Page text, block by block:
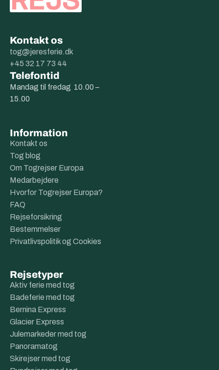
Kontakt os
tog@jeresferie.dk
+45 32 17 73 44
Telefontid
Mandag til fredag 10.00 –
15.00
Information
Kontakt os
Tog blog
Om Togrejser Europa
Medarbejdere
Hvorfor Togrejser Europa?
FAQ
Rejseforsikring
Bestemmelser
Privatlivspolitik og Cookies
Rejsetyper
Aktiv ferie med tog
Badeferie med tog
Bernina Express
Glacier Express
Julemarkeder med tog
Panoramatog
Skirejser med tog